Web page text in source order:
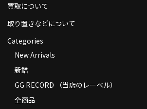
買取について
取り置きなどについて
Categories
New Arrivals
新譜
GG RECORD （当店のレーベル）
全商品